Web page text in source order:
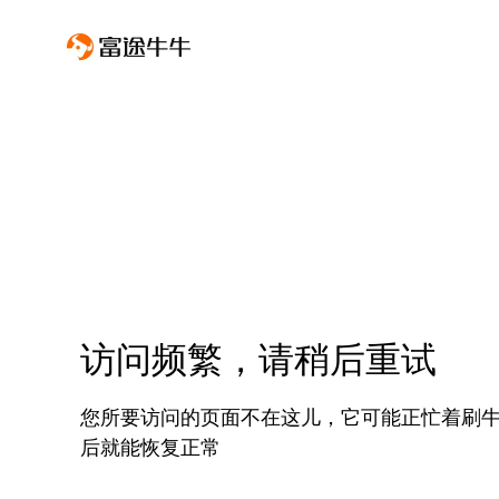
访问频繁，请稍后重试
您所要访问的页面不在这儿，它可能正忙着刷
后就能恢复正常